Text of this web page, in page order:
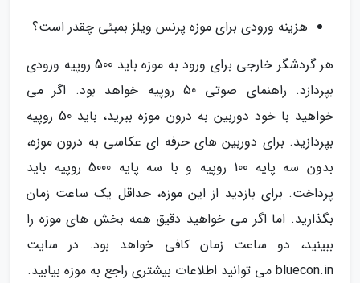
هزینه ورودی برای موزه پرنس ویلز بمبئی چقدر است؟
هر گردشگر خارجی برای ورود به موزه باید 500 روپیه ورودی
بپردازد. راهنمای صوتی 50 روپیه خواهد بود. اگر می
خواهید با خود دوربین به درون موزه ببرید، باید 50 روپیه
بپردازید. برای دوربین های حرفه ای عکاسی به درون موزه،
بدون سه پایه 100 روپیه و با سه پایه 5000 روپیه باید
پرداخت. برای بازدید از این موزه، حداقل یک ساعت زمان
بگذارید. اما اگر می خواهید دقیق همه بخش های موزه را
ببینید، دو ساعت زمان کافی خواهد بود. در سایت
bluecon.in می توانید اطلاعات بیشتری راجع به موزه بیابید.